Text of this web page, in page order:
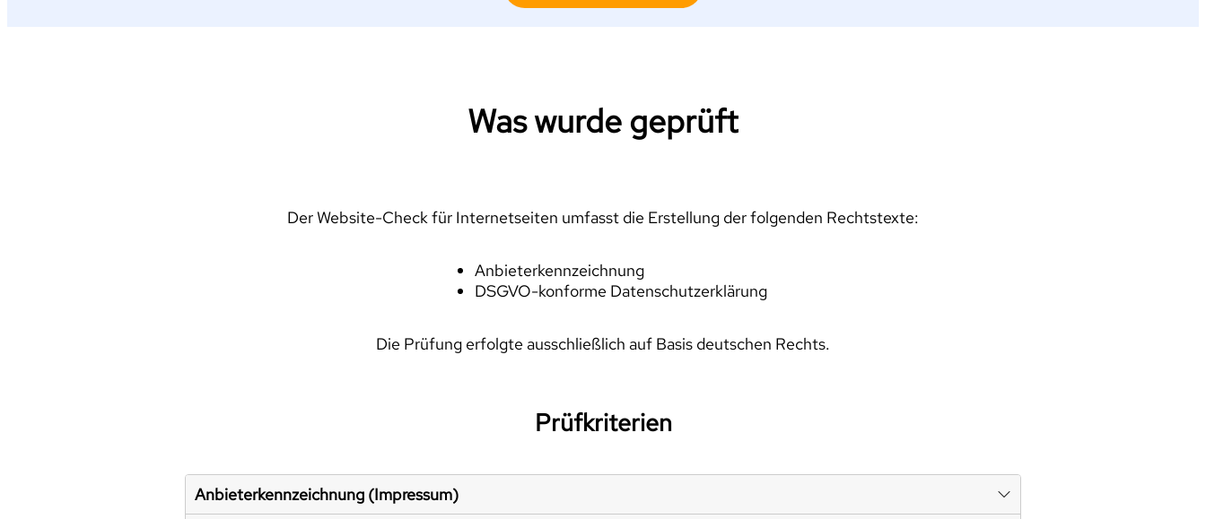
Was wurde geprüft
Der Website-Check für Internetseiten umfasst die Erstellung der folgenden Rechtstexte:
Anbieterkennzeichnung
DSGVO-konforme Datenschutzerklärung
Die Prüfung erfolgte ausschließlich auf Basis deutschen Rechts.
Prüfkriterien
Anbieterkennzeichnung (Impressum)